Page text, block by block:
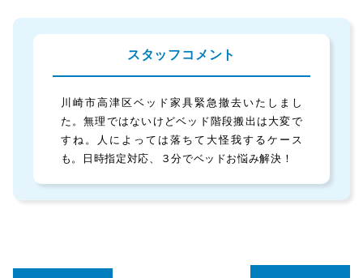
スタッフコメント
川崎市高津区ベッド家具緊急撤去いたしまし
た。無理ではないけどベッド階段搬出は大変で
すね。人によっては落ちて大怪我するケース
も。日時指定対応、３分でベッドお悩み解決！